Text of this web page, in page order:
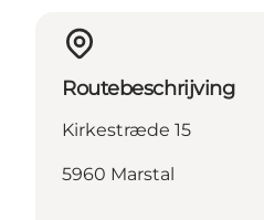
Routebeschrijving
Kirkestræde 15
5960 Marstal